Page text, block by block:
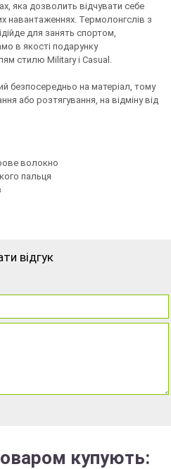
яка дозволить відчувати себе
навантаженнях. Термолонгслів з
для занять спортом,
в якості подарунку
стилю Military і Casual.
безпосередньо на матеріал, тому
або розтягування, на відміну від
волокно
пальця
відгук
купують: